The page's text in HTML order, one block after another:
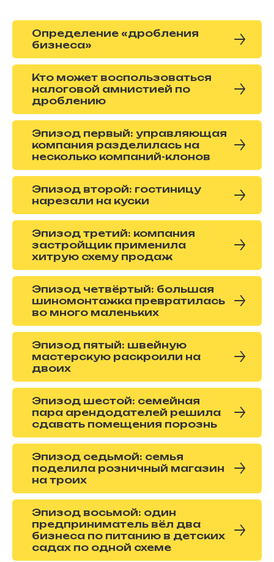
Определение «дробления
бизнеса»
Кто может воспользоваться
налоговой амнистией по
дроблению
Эпизод первый: управляющая
компания разделилась на
несколько компаний-клонов
Эпизод второй: гостиницу
нарезали на куски
Эпизод третий: компания
застройщик применила
хитрую схему продаж
Эпизод четвёртый: большая
шиномонтажка превратилась
во много маленьких
Эпизод пятый: швейную
мастерскую раскроили на
двоих
Эпизод шестой: семейная
пара арендодателей решила
сдавать помещения порознь
Эпизод седьмой: семья
поделила розничный магазин
на троих
Эпизод восьмой: один
предприниматель вёл два
бизнеса по питанию в детских
садах по одной схеме